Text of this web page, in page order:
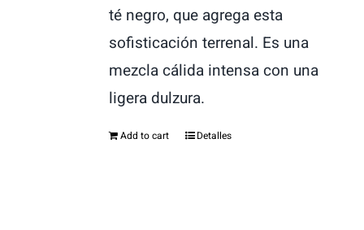
té negro, que agrega esta
sofisticación terrenal. Es una
mezcla cálida intensa con una
ligera dulzura.
Add to cart Detalles